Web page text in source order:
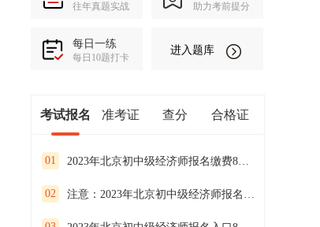
往年真题实战 助力考前提分
每日一练
每日10题打卡
进入题库
考试报名 准考证 查分 合格证
01 2023年北京初中级经济师报名缴费8月27日截止抓紧缴费
02 注意：2023年北京初中级经济师报名缴费已开始！